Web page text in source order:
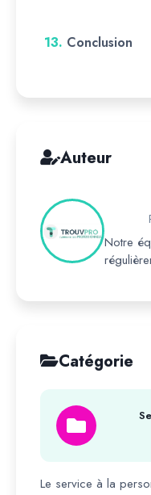
13. Conclusion
Auteur
Notre
Catégorie
Le service à la